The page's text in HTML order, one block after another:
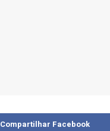
Compartilhar Facebook